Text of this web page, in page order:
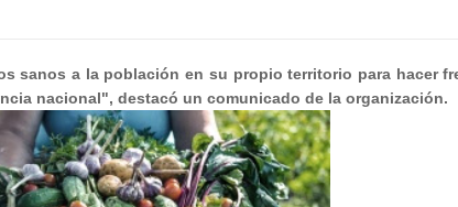
sanos a la población en su propio territorio para hacer
nacional", destacó un comunicado de la organización.